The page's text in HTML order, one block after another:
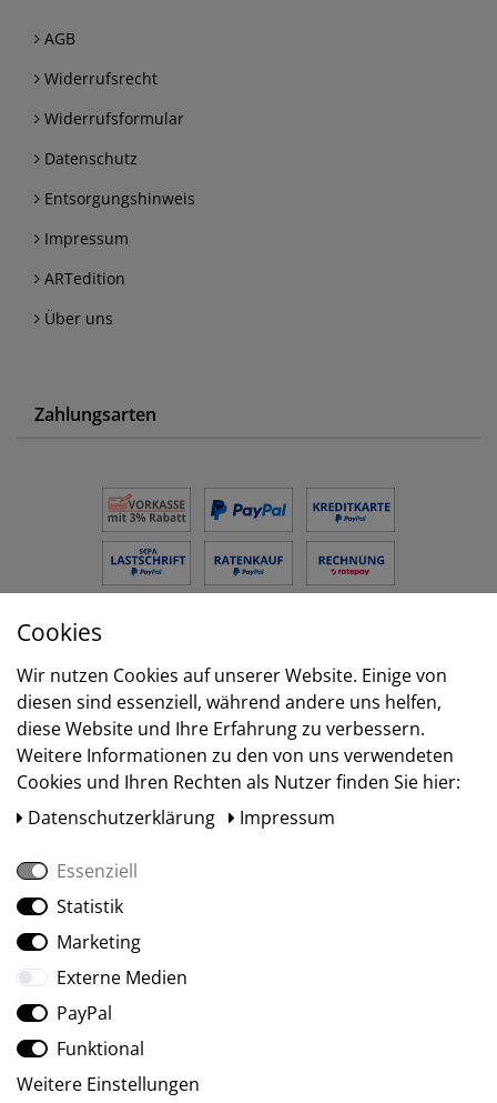
AGB
Widerrufsrecht
Widerrufsformular
Datenschutz
Entsorgungshinweis
Impressum
ARTedition
Über uns
Zahlungsarten
Versand
Social Media
Cookies
Wir nutzen Cookies auf unserer Website. Einige von
diesen sind essenziell, während andere uns helfen,
diese Website und Ihre Erfahrung zu verbessern.
Weitere Informationen zu den von uns verwendeten
Cookies und Ihren Rechten als Nutzer finden Sie hier:
Daten­schutz­erklärung
Impressum
Essenziell
Statistik
Marketing
Externe Medien
PayPal
Funktional
Weitere Einstellungen